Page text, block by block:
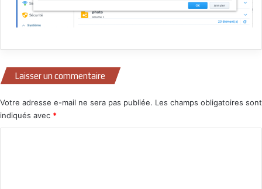
Laisser un commentaire
Votre adresse e-mail ne sera pas publiée. Les champs obligatoires sont
indiqués avec *